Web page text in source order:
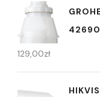
129,00zł